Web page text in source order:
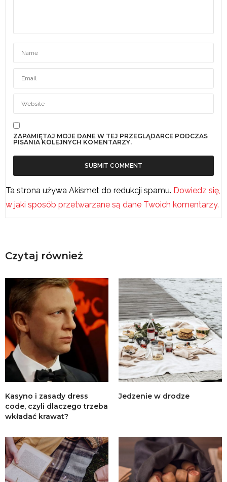
ZAPAMIĘTAJ MOJE DANE W TEJ PRZEGLĄDARCE PODCZAS
PISANIA KOLEJNYCH KOMENTARZY.
Ta strona używa Akismet do redukcji spamu. Dowiedz się,
w jaki sposób przetwarzane są dane Twoich komentarzy.
Czytaj również
Kasyno i zasady dress
code, czyli dlaczego trzeba
wkładać krawat?
Jedzenie w drodze